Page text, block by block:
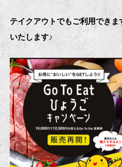
テイクアウトでもご利用でき
いたします♪